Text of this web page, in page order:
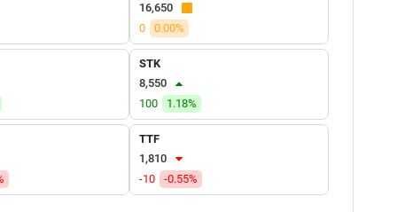
16,650
0
0.00%
STK
8,550
100
1.18%
TTF
1,810
-10
-0.55%